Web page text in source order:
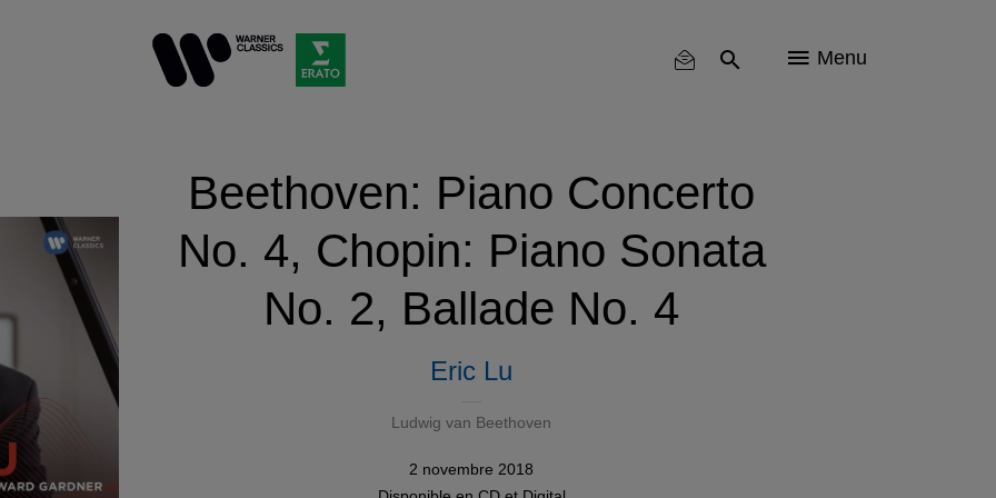
Menu
Beethoven: Piano Concerto
No. 4, Chopin: Piano Sonata
No. 2, Ballade No. 4
Eric Lu
Ludwig van Beethoven
2 novembre 2018